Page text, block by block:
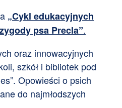
„Cykl edukacyjnych
psa Precla”.
oraz innowacyjnych
szkół i bibliotek pod
Opowieści o psich
do najmłodszych